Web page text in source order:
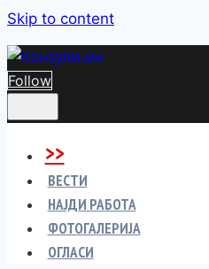
Skip to content
Follow
>>
ВЕСТИ
НАЈДИ РАБОТА
ФОТОГАЛЕРИЈА
ОГЛАСИ